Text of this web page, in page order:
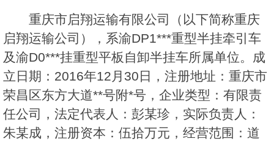
重庆市启翔运输有限公司（以下简称重庆
启翔运输公司），系渝DP1***重型半挂牵引车
及渝D0***挂重型平板自卸半挂车所属单位。成
立日期：2016年12月30日，注册地址：重庆市
荣昌区东方大道**号附*号，企业类型：有限责
任公司，法定代表人：彭某珍，实际负责人：
朱某成，注册资本：伍拾万元，经营范围：道